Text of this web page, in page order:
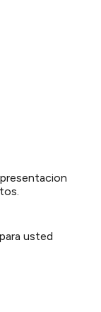
usted